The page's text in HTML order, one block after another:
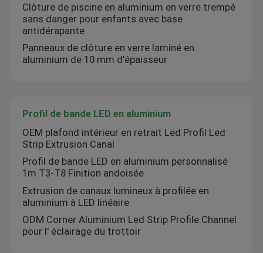
Aperçu
A propos de nous
Visite d'usine
Contrôle de la qualité
Clôture de piscine en aluminium en verre trempé
sans danger pour enfants avec base
antidérapante
Panneaux de clôture en verre laminé en
aluminium de 10 mm d'épaisseur
Profil de bande LED en aluminium
OEM plafond intérieur en retrait Led Profil Led
Strip Extrusion Canal
Profil de bande LED en aluminium personnalisé
1m T3-T8 Finition andoisée
Extrusion de canaux lumineux à profilée en
aluminium à LED linéaire
ODM Corner Aluminium Led Strip Profile Channel
pour l' éclairage du trottoir